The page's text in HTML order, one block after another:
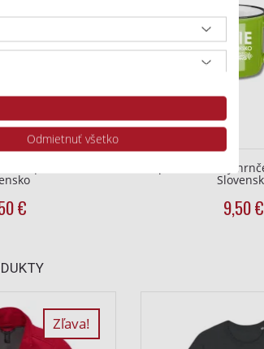
Odmietnuť všetko
€
Espresso zelený
9,50€
Zľava!